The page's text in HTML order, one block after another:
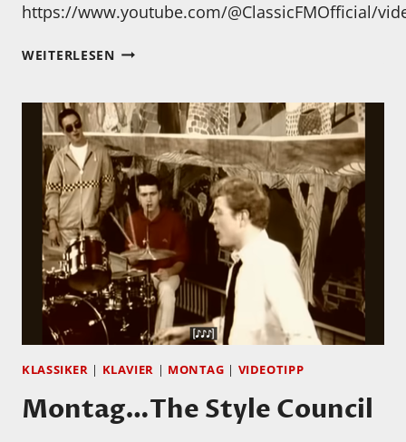
https://www.youtube.com/@ClassicFMOfficial/
WEITERLESENHEUTE
WENIG
KLASSIK
KLASSIKER | KLAVIER | MONTAG | VIDEOTIPP
Montag…The Style Council